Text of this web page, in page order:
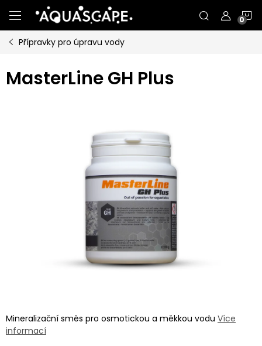
na
obsah
Přípravky pro úpravu vody
MasterLine GH Plus
Mineralizační směs pro osmotickou a měkkou vodu Více
informací